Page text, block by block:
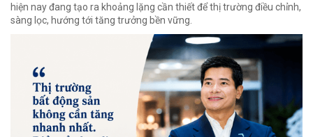
hiện nay đang tạo ra khoảng lặng cần thiết để thị trường điều chỉnh,
sàng lọc, hướng tới tăng trưởng bền vững.